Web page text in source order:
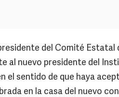
del Comité Estatal
al nuevo presidente del
el sentido de que haya
en la casa del nuevo